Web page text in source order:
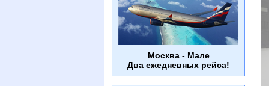
Москва - Мале
Два ежедневных рейса!